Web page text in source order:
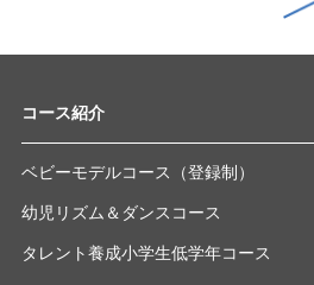
コース紹介
ベビーモデルコース（登録制）
幼児リズム＆ダンスコース
タレント養成小学生低学年コース